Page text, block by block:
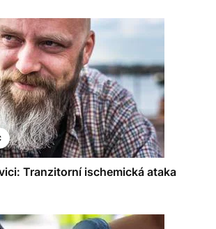
Tranzitorní ischemická ataka